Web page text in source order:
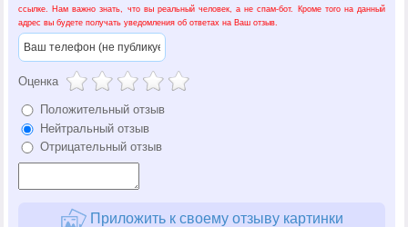
ссылке. Нам важно знать, что вы реальный человек, а не спам-бот. Кроме того на данный
адрес вы будете получать уведомления об ответах на Ваш отзыв.
Оценка
Положительный отзыв
Нейтральный отзыв
Отрицательный отзыв
Приложить к своему отзыву картинки